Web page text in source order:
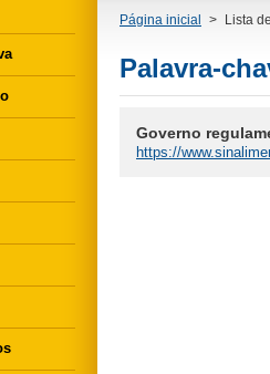
Página inicial > Lista
Palavra-
Governo
https://